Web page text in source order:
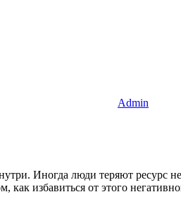
Admin
Иногда люди теряют
избавиться от этого